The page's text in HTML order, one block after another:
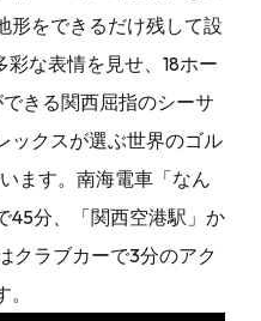
形をできるだけ残して設
な表情を見せ、18ホー
きる関西屈指のシーサ
ックスが選ぶ世界のゴル
ます。南海電車「なん
45分、「関西空港駅」か
クラブカーで3分のアク